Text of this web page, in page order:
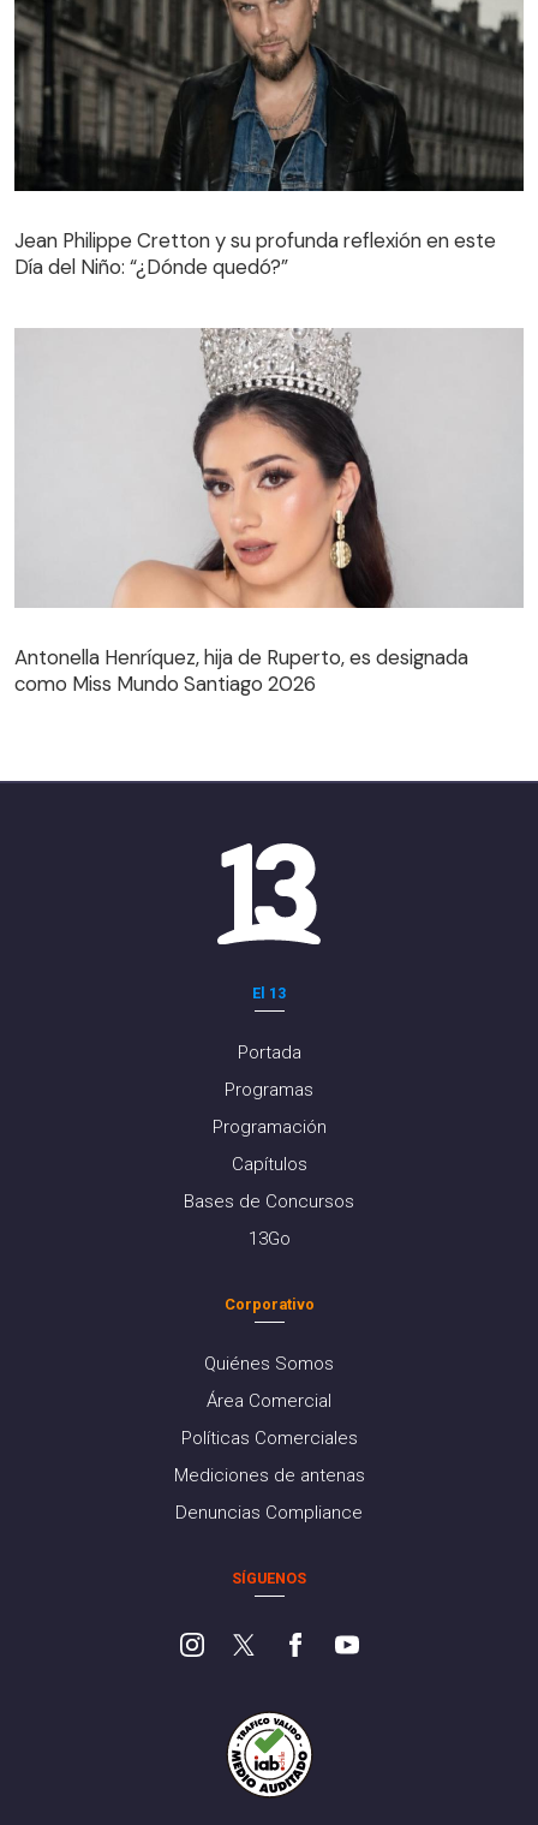
Jean Philippe Cretton y su profunda reflexión en este
Día del Niño: “¿Dónde quedó?”
Antonella Henríquez, hija de Ruperto, es designada
como Miss Mundo Santiago 2026
El 13
Portada
Programas
Programación
Capítulos
Bases de Concursos
13Go
Corporativo
Quiénes Somos
Área Comercial
Políticas Comerciales
Mediciones de antenas
Denuncias Compliance
SÍGUENOS